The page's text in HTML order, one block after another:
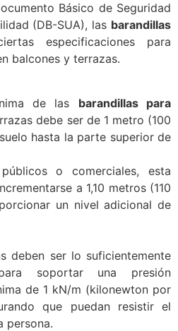
Básico de Seguridad
(DB-SUA), las barandillas
especificaciones para
balcones y terrazas.
de las barandillas para
debe ser de 1 metro (100
hasta la parte superior de
o comerciales, esta
a 1,10 metros (110
un nivel adicional de
deben ser lo suficientemente
soportar una presión
de 1 kN/m (kilonewton por
que puedan resistir el
persona.